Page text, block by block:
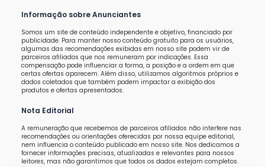
Informação sobre Anunciantes
Somos um site de conteúdo independente e objetivo, financiado por
publicidade. Para manter nosso conteúdo gratuito para os usuários,
algumas das recomendações exibidas em nosso site podem vir de
parceiros afiliados que nos remuneram por indicações. Essa
compensação pode influenciar a forma, a posição e a ordem em que
certas ofertas aparecem. Além disso, utilizamos algoritmos próprios e
dados coletados que também podem impactar a exibição dos
produtos e ofertas apresentados.
Nota Editorial
A remuneração que recebemos de parceiros afiliados não interfere nas
recomendações ou orientações oferecidas por nossa equipe editorial,
nem influencia o conteúdo publicado em nosso site. Nos dedicamos a
fornecer informações precisas, atualizadas e relevantes para nossos
leitores, mas não garantimos que todos os dados estejam completos.